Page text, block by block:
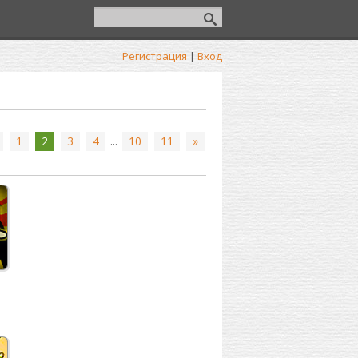
Регистрация | Вход
1 2 3 4 ... 10 11 »